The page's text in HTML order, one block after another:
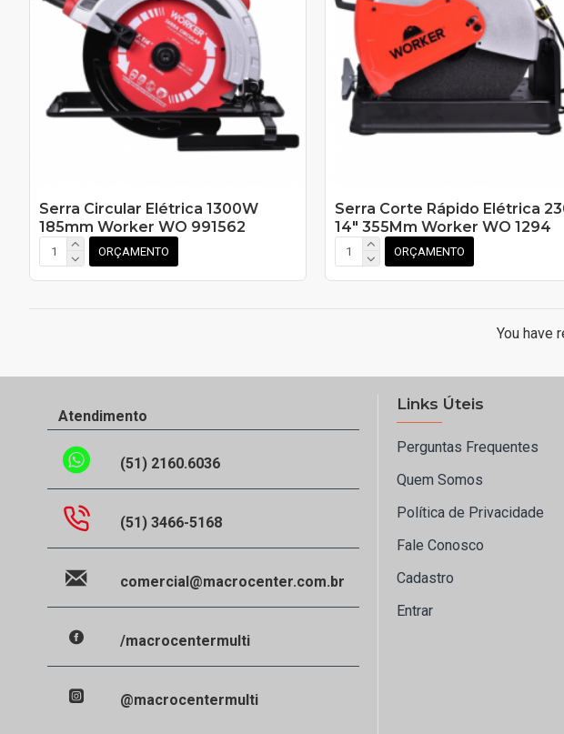
Serra Circular Elétrica 1300W
185mm Worker WO 991562
ORÇAMENTO
Serra Corte Rápido Elétrica
14" 355Mm Worker WO 1294
ORÇAMENTO
You have
Atendimento
(51) 2160.6036
(51) 3466-5168
comercial@macrocenter.com.br
/macrocentermulti
@macrocentermulti
Links Úteis
Perguntas Frequentes
Quem Somos
Política de Privacidade
Fale Conosco
Cadastro
Entrar